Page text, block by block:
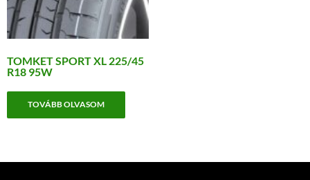
TOMKET SPORT XL 225/45
R18 95W
TOVÁBB OLVASOM